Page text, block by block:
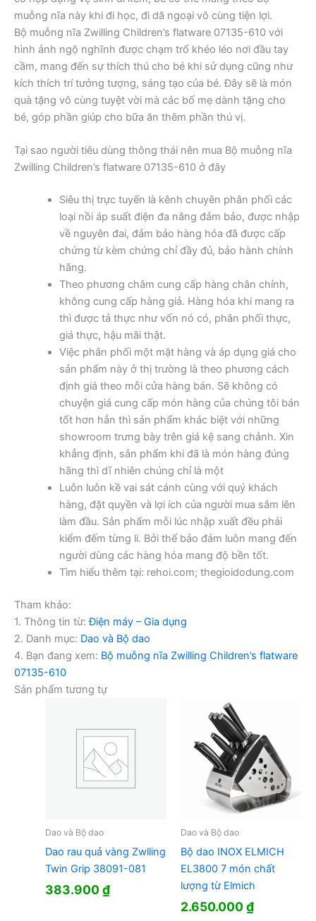
muỗng nĩa này khi đi học, đi dã ngoại vô cùng tiện lợi.
Bộ muỗng nĩa Zwilling Children’s flatware 07135-610 với
hình ảnh ngộ nghĩnh được chạm trổ khéo léo nơi đầu tay
cầm, mang đến sự thích thú cho bé khi sử dụng cũng như
kích thích trí tưởng tượng, sáng tạo của bé. Đây sẽ là món
quà tặng vô cùng tuyệt vời mà các bố mẹ dành tặng cho
bé, góp phần giúp cho bữa ăn thêm phần thú vị.
Tại sao người tiêu dùng thông thái nên mua Bộ muỗng nĩa
Zwilling Children’s flatware 07135-610 ở đây
Siêu thị trực tuyến là kênh chuyên phân phối các
loại nồi áp suất điện đa năng đảm bảo, được nhập
về nguyên đai, đảm bảo hàng hóa đã được cấp
chứng từ kèm chứng chỉ đầy đủ, bảo hành chính
hãng.
Theo phương châm cung cấp hàng chân chính,
không cung cấp hàng giả. Hàng hóa khi mang ra
thì được tả thực như vốn nó có, phân phối thực,
giá thực, hậu mãi thật.
Việc phân phối một mặt hàng và áp dụng giá cho
sản phẩm này ở thị trường là theo phương cách
định giá theo mỗi cửa hàng bán. Sẽ không có
chuyện giá cung cấp món hàng của chúng tôi bán
tốt hơn hẳn thì sản phẩm khác biệt với những
showroom trưng bày trên giá kệ sang chảnh. Xin
khẳng định, sản phẩm khi đã là món hàng đúng
hãng thì dĩ nhiên chúng chỉ là một
Luôn luôn kề vai sát cánh cùng với quý khách
hàng, đặt quyền và lợi ích của người mua sắm lên
làm đầu. Sản phẩm mỗi lúc nhập xuất đều phải
kiểm đếm từng li. Bởi thế bảo đảm luôn mang đến
người dùng các hàng hóa mang độ bền tốt.
Tìm hiểu thêm tại: rehoi.com; thegioidodung.com
Tham khảo:
1. Thông tin từ:Điện máy – Gia dụng
2. Danh mục: Dao và Bộ dao
4. Bạn đang xem: Bộ muỗng nĩa Zwilling Children’s flatware
07135-610
Sản phẩm tương tự
Dao và Bộ dao
Dao rau quả vàng Zwlling
Twin Grip 38091-081
383.900₫
Dao và Bộ dao
Bộ dao INOX ELMICH
EL3800 7 món chất
lượng từ Elmich
2.650.000₫